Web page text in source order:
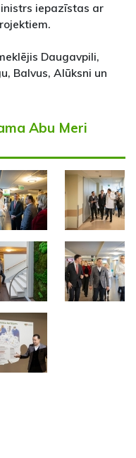
iepazīstas ar
Daugavpili,
Balvus, Alūksni un
Abu Meri